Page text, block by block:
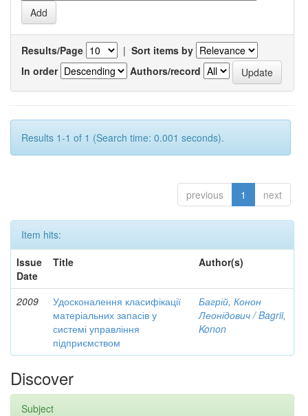
Results/Page | Sort items by
In order
Authors/record
Results 1-1 of 1 (Search time: 0.001 seconds).
previous 1 next
Item hits:
Issue
Date
Title Author(s)
2009
Удосконалення класифікації
матеріальних запасів у
системі управління
підприємством
Багрій, Конон
Леонідович / Bagrii,
Konon
Discover
Subject